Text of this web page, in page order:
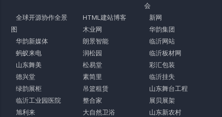
会
全球开源协作全景
图
HTML建站博客
新网
木业网
华韵集团
华韵新媒体
朗景智能
临沂网站
蚂蚁来电
润松园
临沂板材网
山东舞美
松易堂
彩汇包装
德兴堂
素简里
临沂挂失
绿韵展柜
吊篮租赁
山东舞台工程
临沂工业园医院
整合家
展贝展架
旭利来
大自然卫浴
山东新农村